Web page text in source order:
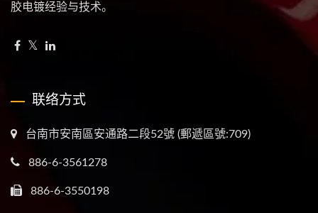
胶电镀经验与技术。
联络方式
台南市安南區安通路二段52號 (郵遞區號:709)
886-6-3561278
886-6-3550198